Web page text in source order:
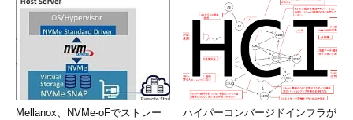
Mellanox、NVMe-oFでストレー
ハイパーコンバージドインフラが